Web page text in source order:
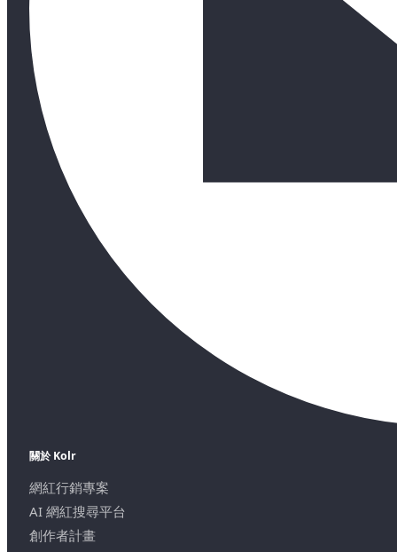
關於 Kolr
網紅行銷專案
AI 網紅搜尋平台
創作者計畫